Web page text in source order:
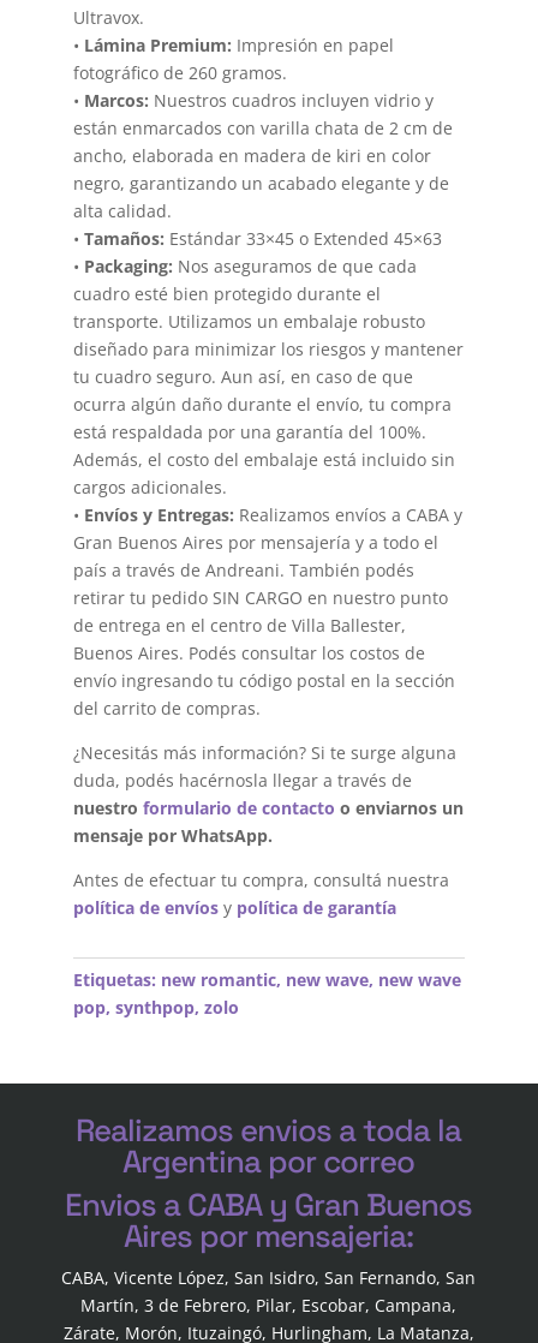
Ultravox.
• Lámina Premium: Impresión en papel
fotográfico de 260 gramos.
• Marcos: Nuestros cuadros incluyen vidrio y
están enmarcados con varilla chata de 2 cm de
ancho, elaborada en madera de kiri en color
negro, garantizando un acabado elegante y de
alta calidad.
• Tamaños: Estándar 33×45 o Extended 45×63
• Packaging: Nos aseguramos de que cada
cuadro esté bien protegido durante el
transporte. Utilizamos un embalaje robusto
diseñado para minimizar los riesgos y mantener
tu cuadro seguro. Aun así, en caso de que
ocurra algún daño durante el envío, tu compra
está respaldada por una garantía del 100%.
Además, el costo del embalaje está incluido sin
cargos adicionales.
• Envíos y Entregas: Realizamos envíos a CABA y
Gran Buenos Aires por mensajería y a todo el
país a través de Andreani. También podés
retirar tu pedido SIN CARGO en nuestro punto
de entrega en el centro de Villa Ballester,
Buenos Aires. Podés consultar los costos de
envío ingresando tu código postal en la sección
del carrito de compras.
¿Necesitás más información? Si te surge alguna
duda, podés hacérnosla llegar a través de
nuestro formulario de contacto o enviarnos un
mensaje por WhatsApp.
Antes de efectuar tu compra, consultá nuestra
política de envíosy política de garantía
Etiquetas: new romantic, new wave, new wave
pop, synthpop, zolo
Realizamos envios a toda la
Argentina por correo
Envios a CABA y Gran Buenos
Aires por mensajeria:
CABA, Vicente López, San Isidro, San Fernando, San
Martín, 3 de Febrero, Pilar, Escobar, Campana,
Zárate, Morón, Ituzaingó, Hurlingham, La Matanza,